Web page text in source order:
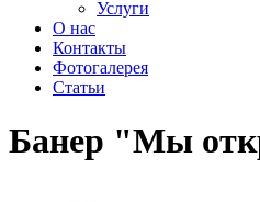
Услуги
О нас
Контакты
Фотогалерея
Статьи
Банер "Мы